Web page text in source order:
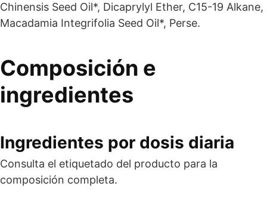
Chinensis Seed Oil*, Dicaprylyl Ether, C15-19 Alkane,
Macadamia Integrifolia Seed Oil*, Perse.
Composición e
ingredientes
Ingredientes por dosis diaria
Consulta el etiquetado del producto para la
composición completa.